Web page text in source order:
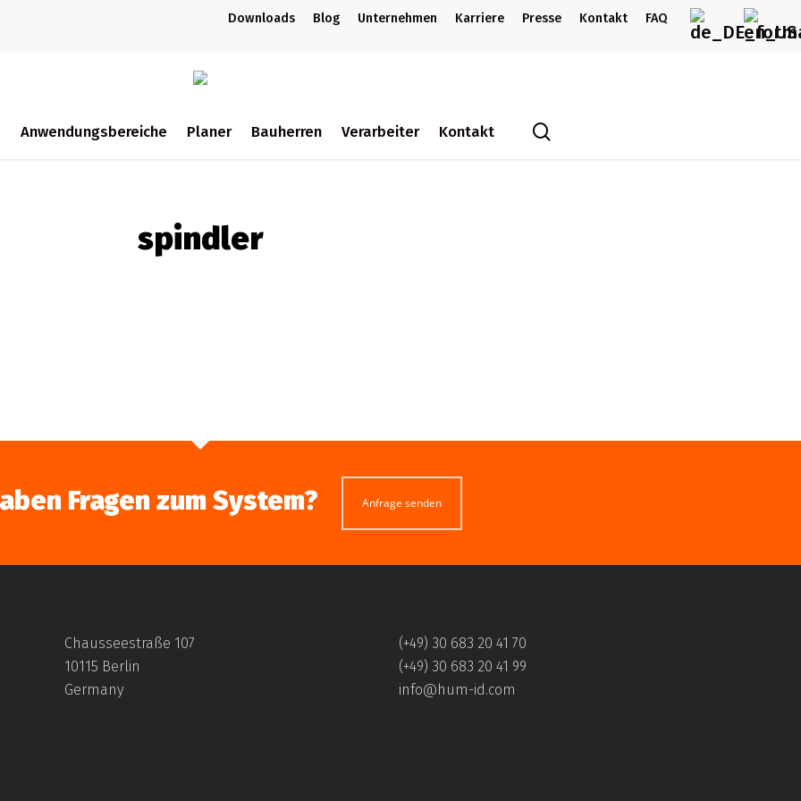
Downloads Blog Unternehmen Karriere Presse Kontakt FAQ
Anwendungsbereiche Planer Bauherren Verarbeiter Kontakt
spindler
Fragen zum System? Anfrage senden
Chausseestraße 107
10115 Berlin
Germany
(+49) 30 683 20 41 70
(+49) 30 683 20 41 99
info@hum-id.com